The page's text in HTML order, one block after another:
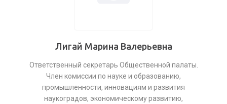
Лигай Марина Валерьевна
Ответственный секретарь Общественной палаты.
Член комиссии по науке и образованию,
промышленности, инновациям и развития
наукоградов, экономическому развитию,